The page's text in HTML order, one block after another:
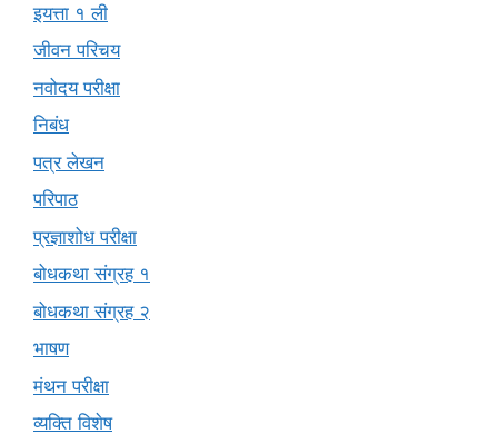
इयत्ता १ ली
जीवन परिचय
नवोदय परीक्षा
निबंध
पत्र लेखन
परिपाठ
प्रज्ञाशोध परीक्षा
बोधकथा संग्रह १
बोधकथा संग्रह २
भाषण
मंथन परीक्षा
व्यक्ति विशेष